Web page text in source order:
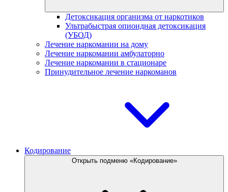
Детоксикация организма от наркотиков
Ультрабыстрая опиоидная детоксикация
(УБОД)
Лечение наркомании на дому
Лечение наркомании амбулаторно
Лечение наркомании в стационаре
Принудительное лечение наркоманов
Кодирование
Открыть подменю «Кодирование»